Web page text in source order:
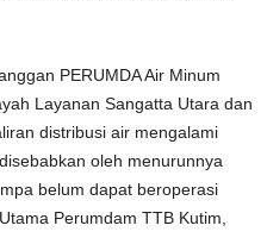
PERUMDA Air Minum
Layanan Sangatta Utara dan
distribusi air mengalami
oleh menurunnya
belum dapat beroperasi
Perumdam TTB Kutim,